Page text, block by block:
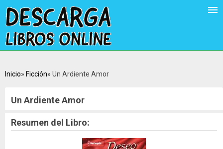
Inicio Ficción Un Ardiente Amor
Un Ardiente Amor
Resumen del Libro: